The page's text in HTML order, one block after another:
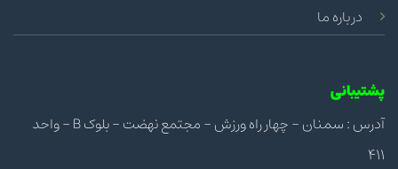
درباره ما
پشتیبانی
آدرس : سمنان - چهار راه ورزش - مجتمع نهضت - بلوک B - واحد
411